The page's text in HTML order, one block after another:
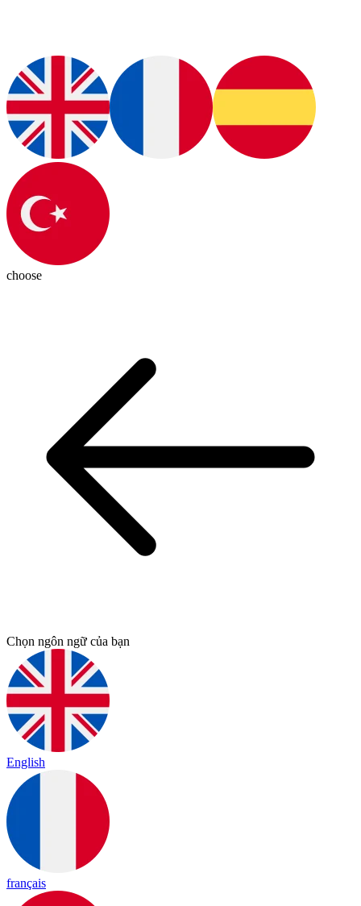
choose
Chọn ngôn ngữ của bạn
English
français